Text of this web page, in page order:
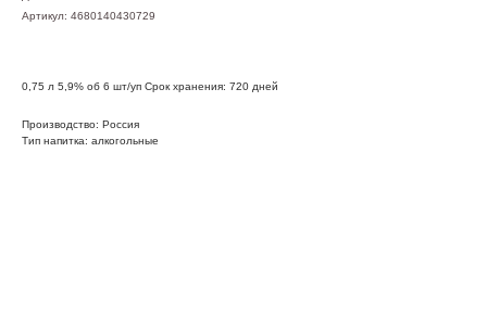
Артикул: 4680140430729
0,75 л 5,9% об 6 шт/уп Срок хранения: 720 дней
Производство: Россия
Тип напитка: алкогольные